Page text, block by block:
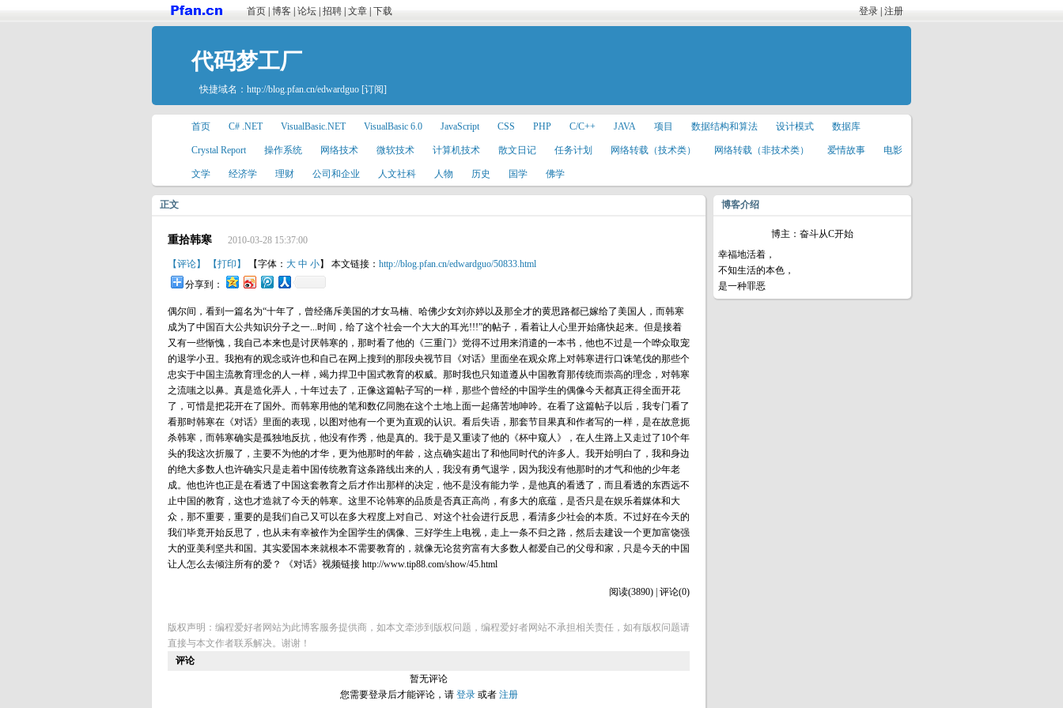
登录 注册
首页 博客 论坛 招聘 文章 下载
代码梦工厂
快捷域名： http://blog.pfan.cn/edwardguo [订阅]
首页 C# .NET VisualBasic.NET VisualBasic 6.0 JavaScript CSS PHP C/C++ JAVA 项目 数据结构和算法 设计模式 数据库
Crystal Report 操作系统 网络技术 微软技术 计算机技术 散文日记 任务计划 网络转载（技术类） 网络转载（非技术类） 爱情故事 电影
文学 经济学 理财 公司和企业 人文社科 人物 历史 国学 佛学
博客介绍
博主：奋斗从C开始
幸福地活着，
不知生活的本色，
是一种罪恶
正文
重拾韩寒 2010-03-28 15:37:00
【评论】 【打印】 【字体： 大 中 小】 本文链接： http://blog.pfan.cn/edwardguo/50833.html
分享到：
偶尔间，看到一篇名为“十年了，曾经痛斥美国的才女马楠、哈佛少女刘亦婷以及那全才的黄思路都已嫁给了美国人，而韩寒
成为了中国百大公共知识分子之一...时间，给了这个社会一个大大的耳光!!!”的帖子，看着让人心里开始痛快起来。但是接着
又有一些惭愧，我自己本来也是讨厌韩寒的，那时看了他的《三重门》觉得不过用来消遣的一本书，他也不过是一个哗众取宠
的退学小丑。我抱有的观念或许也和自己在网上搜到的那段央视节目《对话》里面坐在观众席上对韩寒进行口诛笔伐的那些个
忠实于中国主流教育理念的人一样，竭力捍卫中国式教育的权威。那时我也只知道遵从中国教育那传统而崇高的理念，对韩寒
之流嗤之以鼻。真是造化弄人，十年过去了，正像这篇帖子写的一样，那些个曾经的中国学生的偶像今天都真正得全面开花
了，可惜是把花开在了国外。而韩寒用他的笔和数亿同胞在这个土地上面一起痛苦地呻吟。在看了这篇帖子以后，我专门看了
看那时韩寒在《对话》里面的表现，以图对他有一个更为直观的认识。看后失语，那套节目果真和作者写的一样，是在故意扼
杀韩寒，而韩寒确实是孤独地反抗，他没有作秀，他是真的。我于是又重读了他的《杯中窥人》，在人生路上又走过了10个年
头的我这次折服了，主要不为他的才华，更为他那时的年龄，这点确实超出了和他同时代的许多人。我开始明白了，我和身边
的绝大多数人也许确实只是走着中国传统教育这条路线出来的人，我没有勇气退学，因为我没有他那时的才气和他的少年老
成。他也许也正是在看透了中国这套教育之后才作出那样的决定，他不是没有能力学，是他真的看透了，而且看透的东西远不
止中国的教育，这也才造就了今天的韩寒。这里不论韩寒的品质是否真正高尚，有多大的底蕴，是否只是在娱乐着媒体和大
众，那不重要，重要的是我们自己又可以在多大程度上对自己、对这个社会进行反思，看清多少社会的本质。不过好在今天的
我们毕竟开始反思了，也从未有幸被作为全国学生的偶像、三好学生上电视，走上一条不归之路，然后去建设一个更加富饶强
大的亚美利坚共和国。其实爱国本来就根本不需要教育的，就像无论贫穷富有大多数人都爱自己的父母和家，只是今天的中国
让人怎么去倾注所有的爱？ 《对话》视频链接 http://www.tip88.com/show/45.html
阅读(3890) | 评论(0)
版权声明：编程爱好者网站为此博客服务提供商，如本文牵涉到版权问题，编程爱好者网站不承担相关责任，如有版权问题请
直接与本文作者联系解决。谢谢！
评论
暂无评论
您需要登录后才能评论，请 登录或者 注册